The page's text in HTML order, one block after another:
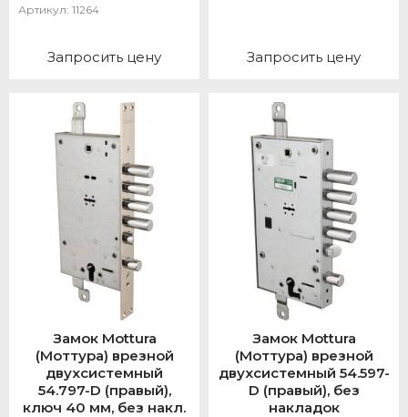
Артикул: 11264
Запросить цену Запросить цену
Замок Mottura
(Моттура) врезной
двухсистемный
54.797-D (правый),
ключ 40 мм, без накл.
Замок Mottura
(Моттура) врезной
двухсистемный 54.597-
D (правый), без
накладок